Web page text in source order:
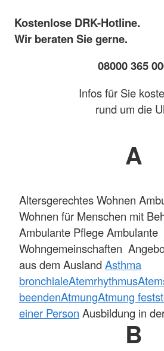
Kostenlose DRK-Hotline.
Wir beraten Sie gerne.
08000 365
Infos für Sie
rund um die
A
Altersgerechtes Wohnen
Wohnen für Menschen mit
Ambulante Pflege Ambulante
Wohngemeinschaften
aus dem Ausland Asthma
bronchialeAtemrhythmus
beendenAtmungAtmung
einer Person Ausbildung in
B